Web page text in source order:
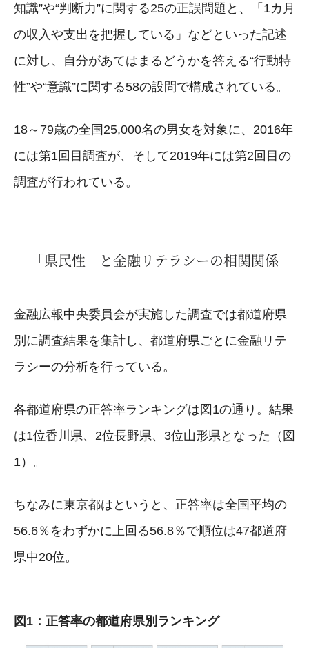
知識”や“判断力”に関する25の正誤問題と、「1カ月
の収入や支出を把握している」などといった記述
に対し、自分があてはまるどうかを答える“行動特
性”や“意識”に関する58の設問で構成されている。
18～79歳の全国25,000名の男女を対象に、2016年
には第1回目調査が、そして2019年には第2回目の
調査が行われている。
「県民性」と金融リテラシーの相関関係
金融広報中央委員会が実施した調査では都道府県
別に調査結果を集計し、都道府県ごとに金融リテ
ラシーの分析を行っている。
各都道府県の正答率ランキングは図1の通り。結果
は1位香川県、2位長野県、3位山形県となった（図
1）。
ちなみに東京都はというと、正答率は全国平均の
56.6％をわずかに上回る56.8％で順位は47都道府
県中20位。
図1：正答率の都道府県別ランキング